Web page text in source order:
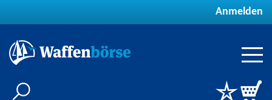
Anmelden